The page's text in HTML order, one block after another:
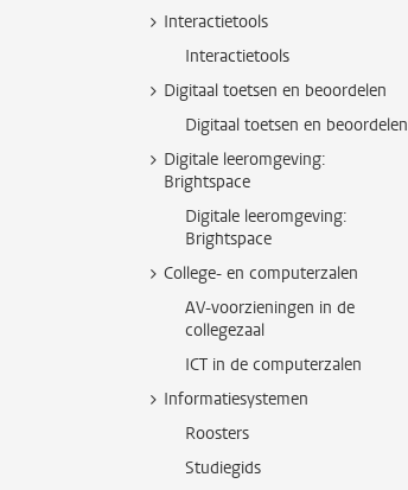
Interactietools
Interactietools
Digitaal toetsen en beoordelen
Digitaal toetsen en beoordelen
Digitale leeromgeving:
Brightspace
Digitale leeromgeving:
Brightspace
College- en computerzalen
AV-voorzieningen in de
collegezaal
ICT in de computerzalen
Informatiesystemen
Roosters
Studiegids